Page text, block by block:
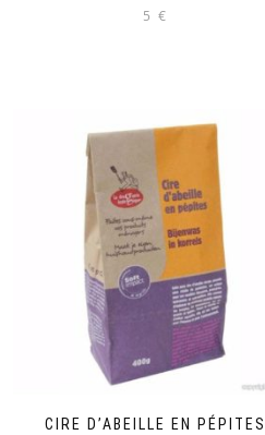
5 €
CIRE D’ABEILLE EN PÉPITES